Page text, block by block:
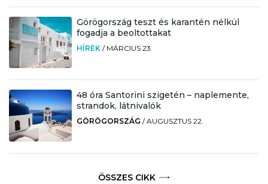
Görögország teszt és karantén nélkül
fogadja a beoltottakat
HÍREK / MÁRCIUS 23.
48 óra Santorini szigetén – naplemente,
strandok, látnivalók
GÖRÖGORSZÁG /AUGUSZTUS 22.
ÖSSZES CIKK